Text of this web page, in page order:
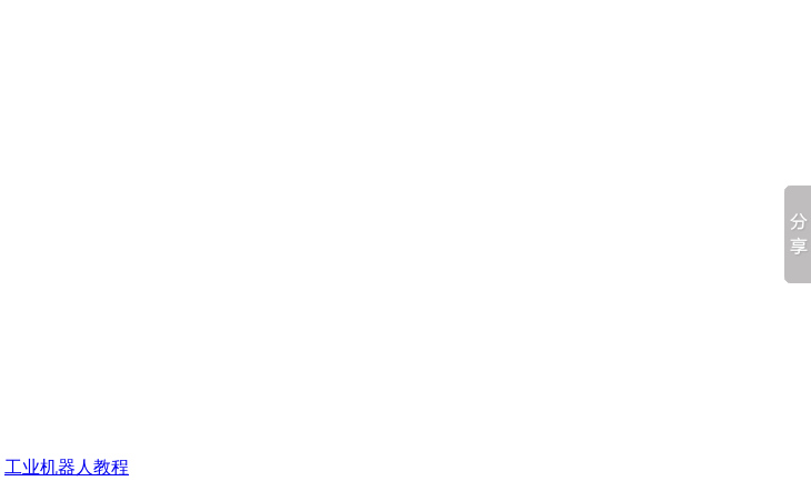
工业机器人教程